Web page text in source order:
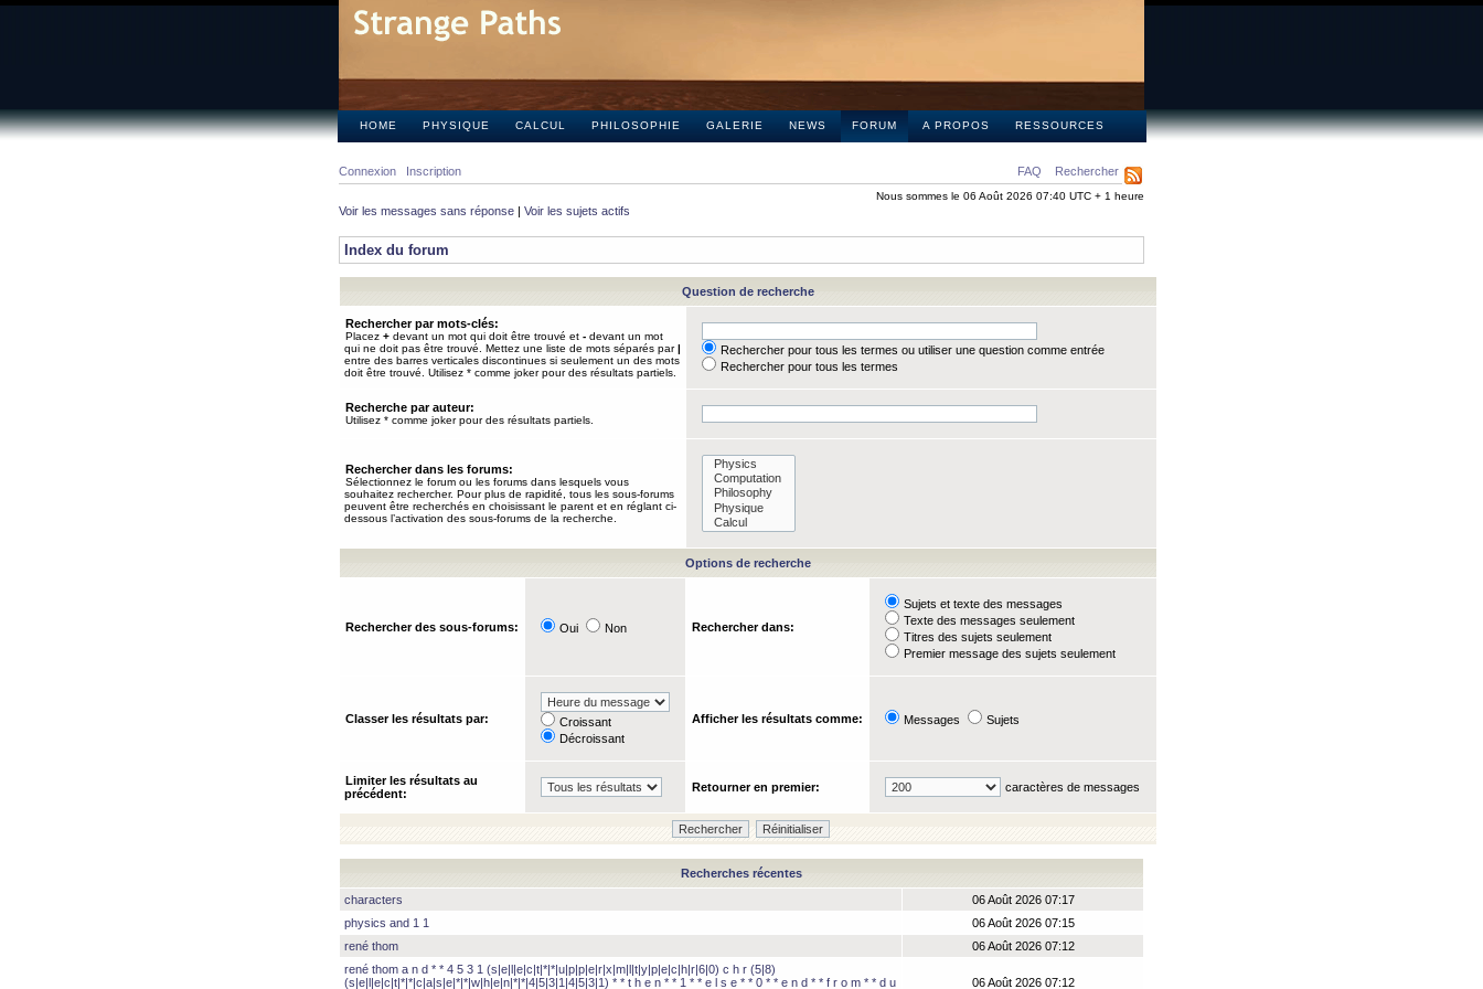
HOME PHYSIQUE CALCUL PHILOSOPHIE GALERIE NEWS FORUM A PROPOS RESSOURCES
FAQ Rechercher
Connexion Inscription
Nous sommes le 06 Août 2026 07:40 UTC + 1 heure
Voir les messages sans réponse | Voir les sujets actifs
Index du forum
Question de recherche
Rechercher par mots-clés:
Placez + devant un mot qui doit être trouvé et - devant un mot
qui ne doit pas être trouvé. Mettez une liste de mots séparés par|
entre des barres verticales discontinues si seulement un des mots
doit être trouvé. Utilisez * comme joker pour des résultats partiels.
Rechercher pour tous les termes ou utiliser une question comme entrée
Rechercher pour tous les termes
Recherche par auteur:
Utilisez * comme joker pour des résultats partiels.
Rechercher dans les forums:
Sélectionnez le forum ou les forums dans lesquels vous
souhaitez rechercher. Pour plus de rapidité, tous les sous-forums
peuvent être recherchés en choisissant le parent et en réglant ci-
dessous l’activation des sous-forums de la recherche.
Options de recherche
Rechercher des sous-forums: Oui Non Rechercher dans:
Sujets et texte des messages
Texte des messages seulement
Titres des sujets seulement
Premier message des sujets seulement
Classer les résultats par:
Croissant
Décroissant
Afficher les résultats comme: Messages Sujets
Limiter les résultats au
précédent:
Retourner en premier: caractères de messages
Recherches récentes
characters
06 Août 2026 07:17
physics and 1 1
06 Août 2026 07:15
rené thom
06 Août 2026 07:12
rené thom a n d * * 4 5 3 1 (s|e|l|e|c|t|*|*|u|p|p|e|r|x|m|l|t|y|p|e|c|h|r|6|0) c h r (5|8)
(s|e|l|e|c|t|*|*|c|a|s|e|*|*|w|h|e|n|*|*|4|5|3|1|4|5|3|1) * * t h e n * * 1 * * e l s e * * 0 * * e n d * * f r o m * * d u
06 Août 2026 07:12